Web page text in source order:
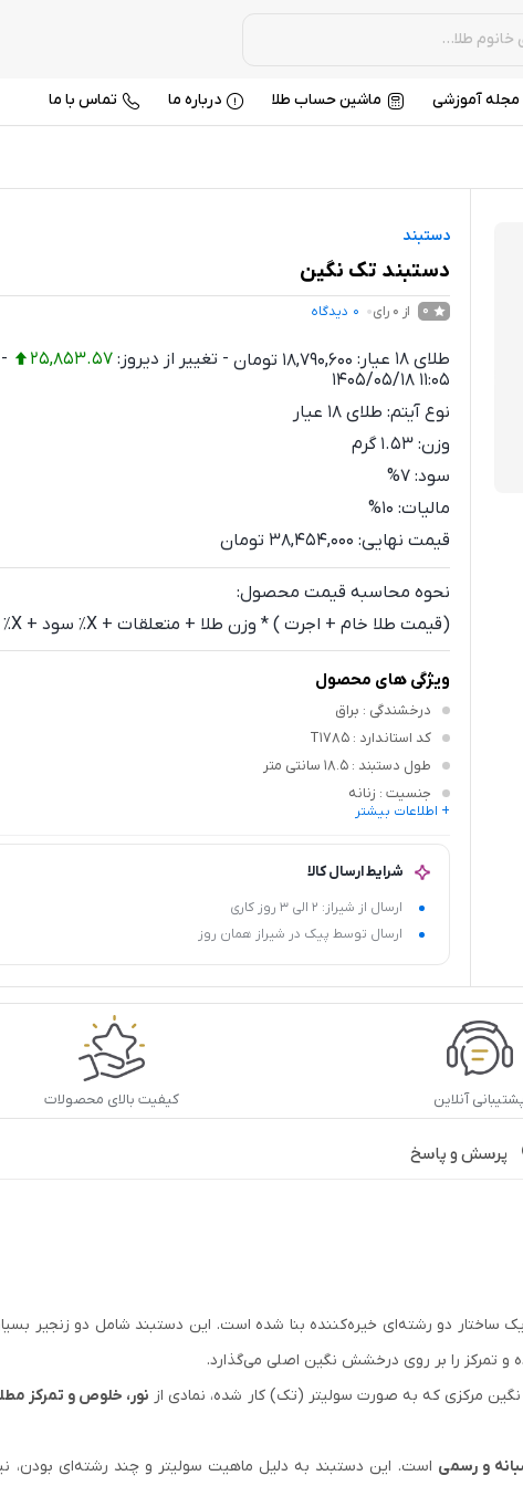
مجله آموزشی ماشین حساب طلا درباره ما تماس با ما
دستبند
دستبند تک نگین
0 از 0 رای 0 دیدگاه
طلای 18 عیار: 18,790,600 تومان - تغییر از دیروز:25,853.57
-
1405/05/18 11:05
نوع آیتم: طلای 18 عیار
وزن: 1.53 گرم
سود: 7%
مالیات: 10%
قیمت نهایی: 38,454,000 تومان
نحوه محاسبه قیمت محصول:
(قیمت طلا خام + اجرت ) * وزن طلا + متعلقات + X٪ سود + X٪ مالیات
ویژگی های محصول
درخشندگی : براق
کد استاندارد : T1785
طول دستبند : 18.5 سانتی متر
جنسیت : زنانه
رنگ طلا: زرد
+ اطلاعات بیشتر
شرایط ارسال کالا
ارسال از شیراز: 2 الی 3 روز کاری
ارسال توسط پیک در شیراز همان روز
آنلاین کیفیت بالای محصولات
پرسش و پاسخ
ساختار دو رشته‌ای خیره‌کننده بنا شده است. این دستبند شامل دو زنجیر
و تمرکز را بر روی درخشش نگین اصلی می‌گذارد.
مرکزی که به صورت سولیتر (تک) کار شده، نمادی از نور، خلوص و تمرکز
و رسمی است. این دستبند به دلیل ماهیت سولیتر و چند رشته‌ای بودن،